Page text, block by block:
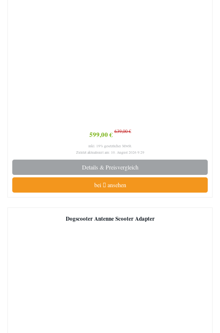
599,00 €639,00 €
inkl. 19% gesetzlicher MwSt.
Zuletzt aktualisiert am: 10. August 2026 9:29
Details & Preisvergleich
bei ansehen
Dogscooter Antenne Scooter Adapter